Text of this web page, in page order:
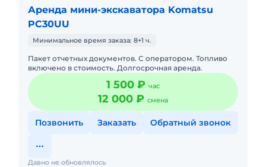
Аренда мини-экскаватора Komatsu
PC30UU
Минимальное время заказа: 8+1 ч.
Пакет отчетных документов. С оператором. Топливо
включено в стоимость. Долгосрочная аренда.
1 500 ₽ час
12 000 ₽ смена
Позвонить Заказать Обратный звонок
Давно не обновлялось